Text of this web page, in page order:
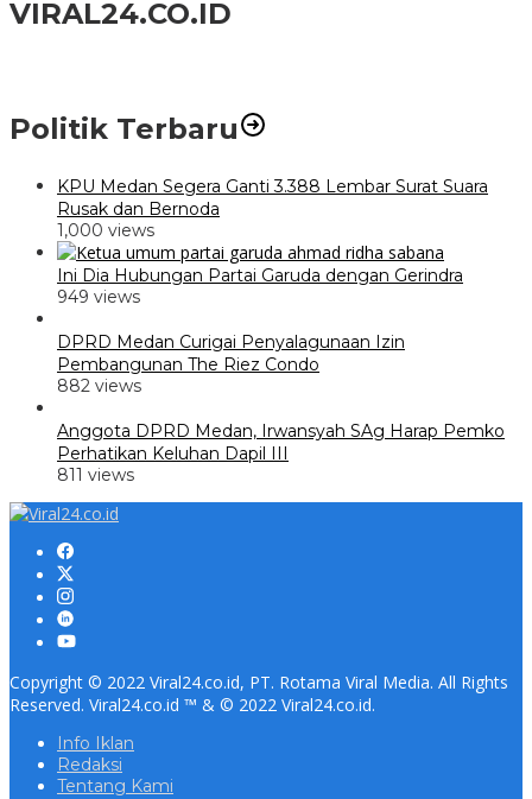
VIRAL24.CO.ID
Politik Terbaru
KPU Medan Segera Ganti 3.388 Lembar Surat Suara
Rusak dan Bernoda
1,000 views
Ini Dia Hubungan Partai Garuda dengan Gerindra
949 views
DPRD Medan Curigai Penyalagunaan Izin
Pembangunan The Riez Condo
882 views
Anggota DPRD Medan, Irwansyah SAg Harap Pemko
Perhatikan Keluhan Dapil III
811 views
Copyright © 2022 Viral24.co.id, PT. Rotama Viral Media. All Rights
Reserved. Viral24.co.id ™ & © 2022 Viral24.co.id.
Info Iklan
Redaksi
Tentang Kami